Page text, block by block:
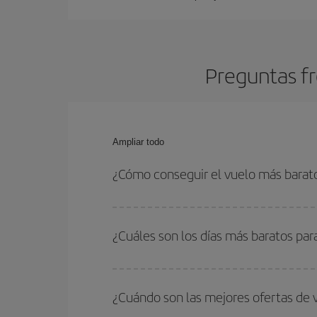
Preguntas
Ampliar todo
¿Cómo conseguir el vuelo más
vuelta. Además, si no tienes decidido un
¿Cuáles son los días más baratos
quieres ir y en qué fechas habías pensado
para que puedas encontrar la mejor oferta.
¿Cuándo son las mejores ofertas de